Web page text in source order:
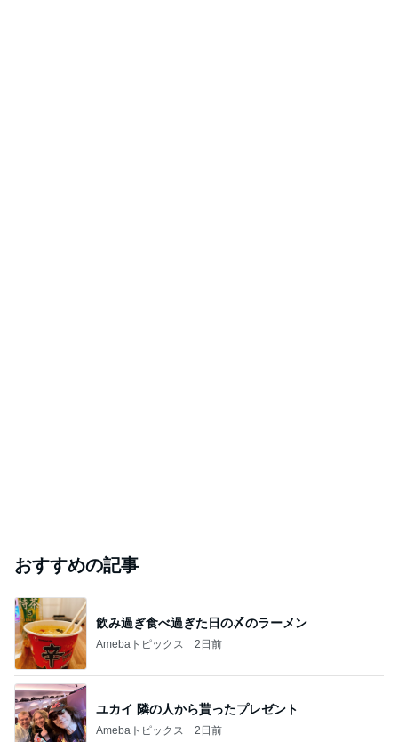
おすすめの記事
飲み過ぎ食べ過ぎた日の〆のラーメン
Amebaトピックス 2日前
ユカイ 隣の人から貰ったプレゼント
Amebaトピックス 2日前